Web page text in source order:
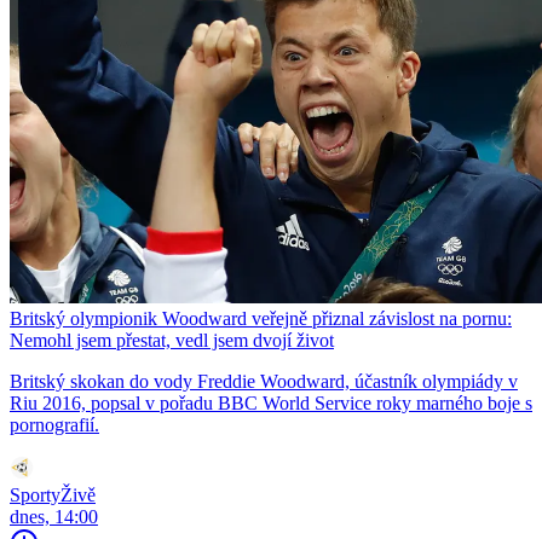
Britský olympionik Woodward veřejně přiznal závislost na pornu:
Nemohl jsem přestat, vedl jsem dvojí život
Britský skokan do vody Freddie Woodward, účastník olympiády v
Riu 2016, popsal v pořadu BBC World Service roky marného boje s
pornografií.
SportyŽivě
dnes, 14:00